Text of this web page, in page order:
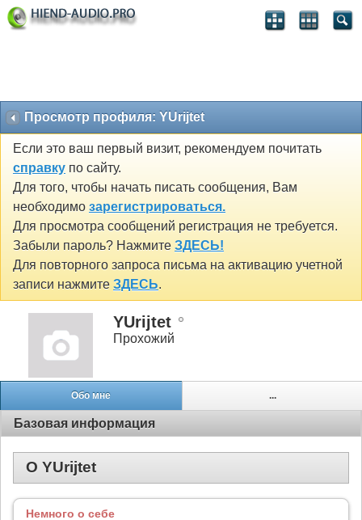
Просмотр профиля: YUrijtet
Если это ваш первый визит, рекомендуем почитать
справку по сайту.
Для того, чтобы начать писать сообщения, Вам
необходимо зарегистрироваться.
Для просмотра сообщений регистрация не требуется.
Забыли пароль? Нажмите ЗДЕСЬ!
Для повторного запроса письма на активацию учетной
записи нажмите ЗДЕСЬ.
YUrijtet
Прохожий
Обо мне ...
Базовая информация
О YUrijtet
Немного о себе